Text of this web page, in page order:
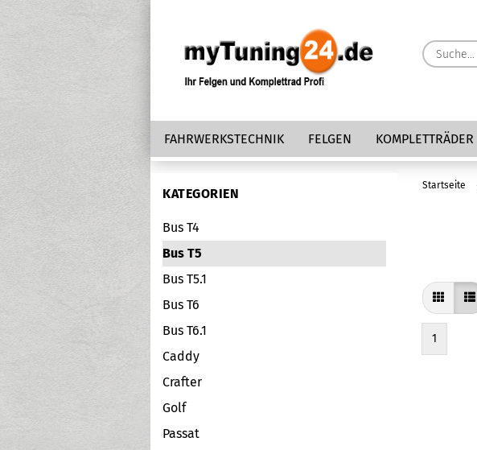
FAHRWERKSTECHNIK FELGEN KOMPLETTRÄDER
Startseite
1
KATEGORIEN
Bus T4
Bus T5
Bus T5.1
Bus T6
Bus T6.1
Caddy
Crafter
Golf
Passat